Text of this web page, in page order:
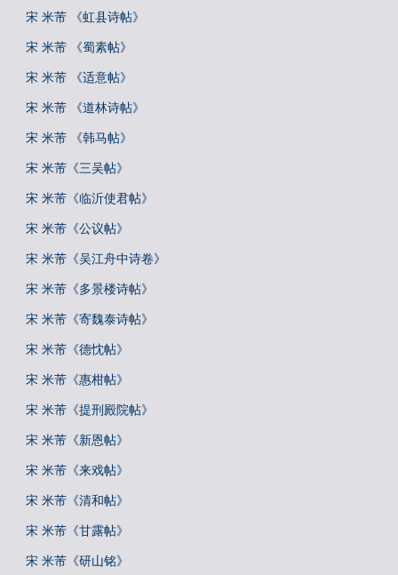
宋 米芾 《虹县诗帖》
宋 米芾 《蜀素帖》
宋 米芾 《适意帖》
宋 米芾 《道林诗帖》
宋 米芾 《韩马帖》
宋 米芾《三吴帖》
宋 米芾《临沂使君帖》
宋 米芾《公议帖》
宋 米芾《吴江舟中诗卷》
宋 米芾《多景楼诗帖》
宋 米芾《寄魏泰诗帖》
宋 米芾《德忱帖》
宋 米芾《惠柑帖》
宋 米芾《提刑殿院帖》
宋 米芾《新恩帖》
宋 米芾《来戏帖》
宋 米芾《清和帖》
宋 米芾《甘露帖》
宋 米芾《研山铭》